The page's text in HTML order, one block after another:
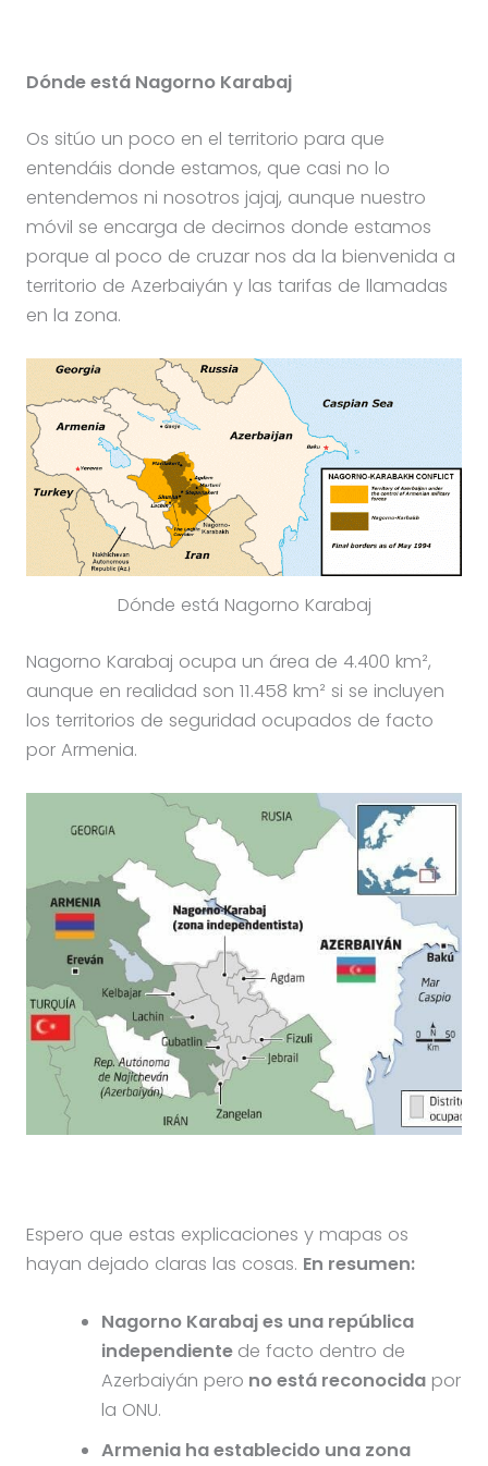
Dónde está Nagorno Karabaj
Os sitúo un poco en el territorio para que
entendáis donde estamos, que casi no lo
entendemos ni nosotros jajaj, aunque nuestro
móvil se encarga de decirnos donde estamos
porque al poco de cruzar nos da la bienvenida a
territorio de Azerbaiyán y las tarifas de llamadas
en la zona.
Dónde está Nagorno Karabaj
Nagorno Karabaj ocupa un área de 4.400 km²,
aunque en realidad son 11.458 km² si se incluyen
los territorios de seguridad ocupados de facto
por Armenia.
Espero que estas explicaciones y mapas os
hayan dejado claras las cosas. En resumen:
Nagorno Karabaj es una república
independiente de facto dentro de
Azerbaiyán pero no está reconocida por
la ONU.
Armenia ha establecido una zona